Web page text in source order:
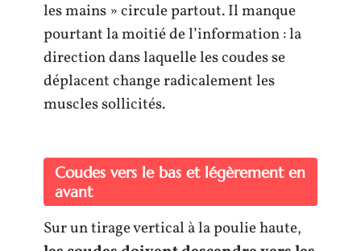
les mains » circule partout. Il manque
pourtant la moitié de l’information : la
direction dans laquelle les coudes se
déplacent change radicalement les
muscles sollicités.
Coudes vers le bas et légèrement en
avant
Sur un tirage vertical à la poulie haute,